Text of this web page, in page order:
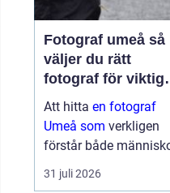
Fotograf umeå så
väljer du rätt
fotograf för
ögonblick
Att hitta en fotograf
Umeå som verkligen
förstår både
och miljö kan göra
enorm skillnad för
31 juli 2026